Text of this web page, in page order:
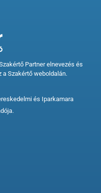
Partner elnevezés és
a Szakértő weboldalán.
és Iparkamara